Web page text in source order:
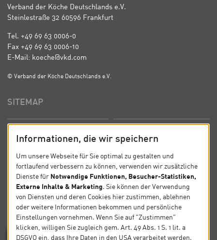
Verband der Köche Deutschlands e.V.
Steinlestraße 32 60596 Frankfurt
Tel. +49 69 63 0006-0
Fax +49 69 63 0006-10
E-Mail: koeche@vkd.com
© Verband der Köche Deutschlands e.V.
SITEMAP
News Kontakt
Datenschutz Impressum
SOCIAL
Informationen, die wir speichern
Um unsere Webseite für Sie optimal zu gestalten und
fortlaufend verbessern zu können, verwenden wir zusätzliche
Dienste für Notwendige Funktionen, Besucher-Statistiken,
Externe Inhalte & Marketing. Sie können der Verwendung
von Diensten und deren Cookies hier zustimmen, ablehnen
oder weitere Informationen bekommen und persönliche
Einstellungen vornehmen. Wenn Sie auf "Zustimmen"
klicken, willigen Sie zugleich gem. Art. 49 Abs. 1 S. 1 lit. a
DSGVO ein, dass Ihre Daten in den USA verarbeitet werden.